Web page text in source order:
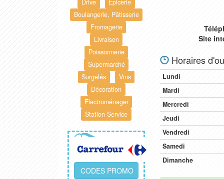
Drive
Epicerie
Boulangerie, Pâtisserie
Fromagerie
Livraison
Poissonnerie
Supermarché
Surgelés
Vins
Décoration
Electroménager
Station-Service
CODES PROMO
Site
Horaires
Lundi
Mardi
Mercredi
Jeudi
Vendredi
Samedi
Dimanche